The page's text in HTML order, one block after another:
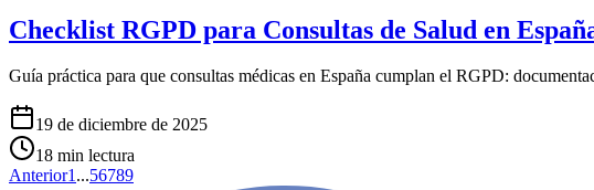
Checklist RGPD para Consultas de Salud en
Guía práctica para que consultas médicas en España cumplan el RGPD:
19 de diciembre de 2025
18 min lectura
Anterior1...56789